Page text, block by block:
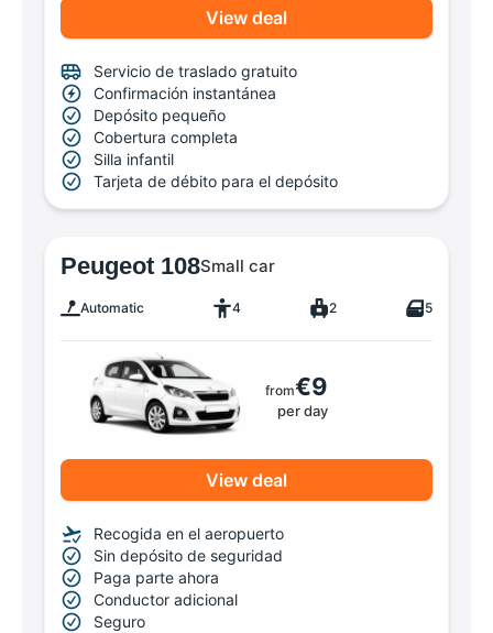
View deal
Servicio de traslado gratuito
Confirmación instantánea
Depósito pequeño
Cobertura completa
Silla infantil
Tarjeta de débito para el depósito
Peugeot 108Small car
Automatic 4 2 5
from€9
per day
View deal
Recogida en el aeropuerto
Sin depósito de seguridad
Paga parte ahora
Conductor adicional
Seguro